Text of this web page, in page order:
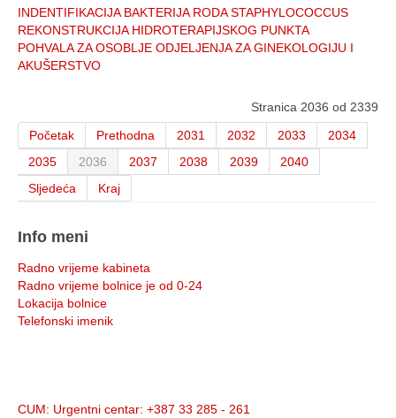
INDENTIFIKACIJA BAKTERIJA RODA STAPHYLOCOCCUS
REKONSTRUKCIJA HIDROTERAPIJSKOG PUNKTA
POHVALA ZA OSOBLJE ODJELJENJA ZA GINEKOLOGIJU I
AKUŠERSTVO
Stranica 2036 od 2339
Početak
Prethodna 2031 2032 2033
2034
2035
2036 2037 2038 2039
2040
Sljedeća
Kraj
Info meni
Radno vrijeme kabineta
Radno vrijeme bolnice je od 0-24
Lokacija bolnice
Telefonski imenik
CUM: Urgentni centar: +387 33 285 - 261